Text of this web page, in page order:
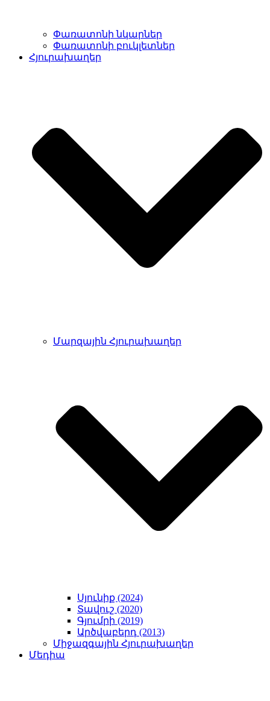
Փառատոնի նկարներ
Փառատոնի բուկլետներ
Հյուրախաղեր
Մարզային Հյուրախաղեր
Սյունիք (2024)
Տավուշ (2020)
Գյումրի (2019)
Արծվաբերդ (2013)
Միջազգային Հյուրախաղեր
Մեդիա